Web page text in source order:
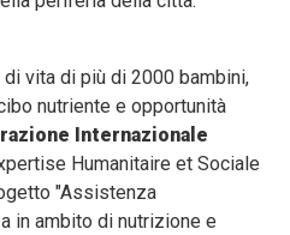
vita di più di 2000 bambini,
nutriente e opportunità
Internazionale
Humanitaire et Sociale
"Assistenza
in ambito di nutrizione e